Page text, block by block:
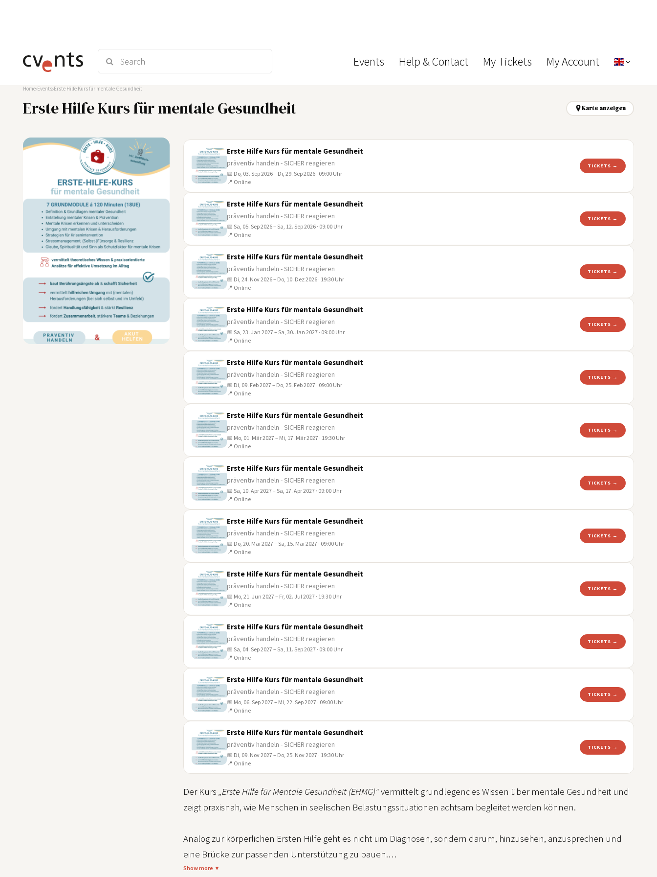
Events Help & Contact My Tickets My Account
Home Events Erste Hilfe Kurs für mentale Gesundheit
Erste Hilfe Kurs für mentale Gesundheit Karte anzeigen
Erste Hilfe Kurs für mentale Gesundheit
präventiv handeln - SICHER reagieren
📅 Do, 03. Sep 2026 – Di, 29. Sep 2026 · 09:00 Uhr
📍 Online
TICKETS →
Erste Hilfe Kurs für mentale Gesundheit
präventiv handeln - SICHER reagieren
📅 Sa, 05. Sep 2026 – Sa, 12. Sep 2026 · 09:00 Uhr
📍 Online
TICKETS →
Erste Hilfe Kurs für mentale Gesundheit
präventiv handeln - SICHER reagieren
📅 Di, 24. Nov 2026 – Do, 10. Dez 2026 · 19:30 Uhr
📍 Online
TICKETS →
Erste Hilfe Kurs für mentale Gesundheit
präventiv handeln - SICHER reagieren
📅 Sa, 23. Jan 2027 – Sa, 30. Jan 2027 · 09:00 Uhr
📍 Online
TICKETS →
Erste Hilfe Kurs für mentale Gesundheit
präventiv handeln - SICHER reagieren
📅 Di, 09. Feb 2027 – Do, 25. Feb 2027 · 09:00 Uhr
📍 Online
TICKETS →
Erste Hilfe Kurs für mentale Gesundheit
präventiv handeln - SICHER reagieren
📅 Mo, 01. Mär 2027 – Mi, 17. Mär 2027 · 19:30 Uhr
📍 Online
TICKETS →
Erste Hilfe Kurs für mentale Gesundheit
präventiv handeln - SICHER reagieren
📅 Sa, 10. Apr 2027 – Sa, 17. Apr 2027 · 09:00 Uhr
📍 Online
TICKETS →
Erste Hilfe Kurs für mentale Gesundheit
präventiv handeln - SICHER reagieren
📅 Do, 20. Mai 2027 – Sa, 15. Mai 2027 · 09:00 Uhr
📍 Online
TICKETS →
Erste Hilfe Kurs für mentale Gesundheit
präventiv handeln - SICHER reagieren
📅 Mo, 21. Jun 2027 – Fr, 02. Jul 2027 · 19:30 Uhr
📍 Online
TICKETS →
Erste Hilfe Kurs für mentale Gesundheit
präventiv handeln - SICHER reagieren
📅 Sa, 04. Sep 2027 – Sa, 11. Sep 2027 · 09:00 Uhr
📍 Online
TICKETS →
Erste Hilfe Kurs für mentale Gesundheit
präventiv handeln - SICHER reagieren
📅 Mo, 06. Sep 2027 – Mi, 22. Sep 2027 · 09:00 Uhr
📍 Online
TICKETS →
Erste Hilfe Kurs für mentale Gesundheit
präventiv handeln - SICHER reagieren
📅 Di, 09. Nov 2027 – Do, 25. Nov 2027 · 19:30 Uhr
📍 Online
TICKETS →
Der Kurs „Erste Hilfe für Mentale Gesundheit (EHMG)"vermittelt grundlegendes Wissen über mentale Gesundheit und
zeigt praxisnah, wie Menschen in seelischen Belastungssituationen achtsam begleitet werden können.
Analog zur körperlichen Ersten Hilfe geht es nicht um Diagnosen, sondern darum, hinzusehen, anzusprechen und
eine Brücke zur passenden Unterstützung zu bauen.
Show more ▼